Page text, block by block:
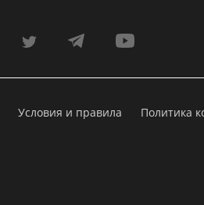
Условия и правила Политика